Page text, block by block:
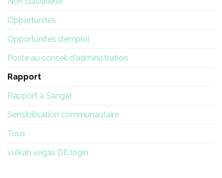
Opportunités
Opportunités d'emploi
Poste au conseil d'administration
Rapport
Rapport à Sangat
Sensibilisation communautaire
Tous
vulkan vegas DE login